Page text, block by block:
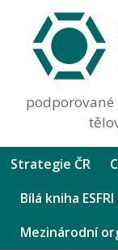
podporované
Strategie ČR
Bílá kniha ESFRI
Mezinárodní